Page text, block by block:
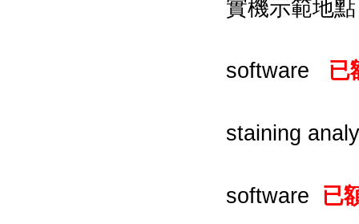
實機示範地
software
已
staining
software 已